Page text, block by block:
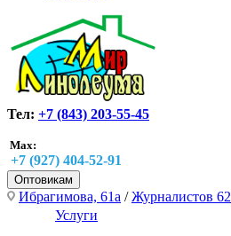
Тел: +7 (843) 203-55-45
Max:
+7 (927) 404-52-91
Оптовикам
Ибрагимова, 61а /Журналистов 62
Услуги